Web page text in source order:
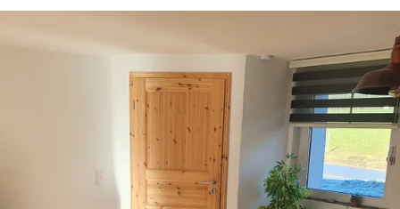
Walchsee. Außerdem erhalten Sie 50 % Rabatt